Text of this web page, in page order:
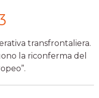
transfrontaliera.
la riconferma del